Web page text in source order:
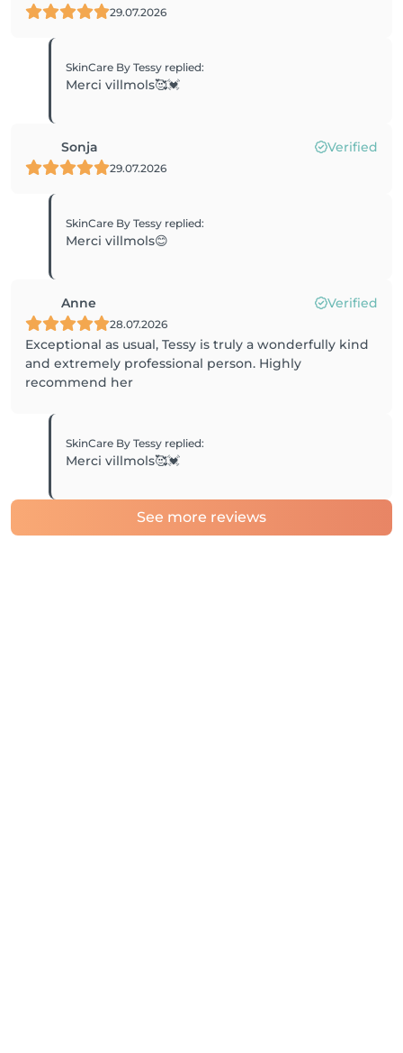
29.07.2026
SkinCare By Tessy replied:
Merci villmols🥰💓
Sonja Verified
29.07.2026
SkinCare By Tessy replied:
Merci villmols😊
Anne Verified
28.07.2026
Exceptional as usual, Tessy is truly a wonderfully kind
and extremely professional person. Highly
recommend her
SkinCare By Tessy replied:
Merci villmols🥰💓
See more reviews